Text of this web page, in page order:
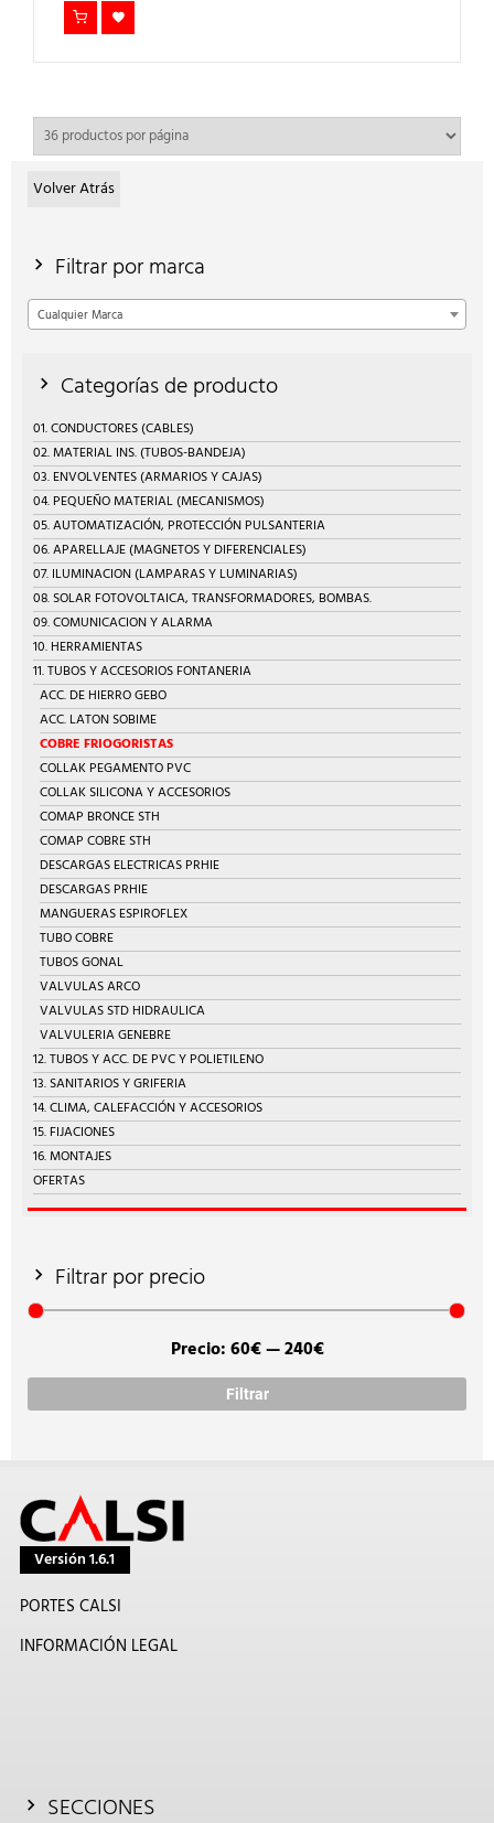
Volver Atrás
Filtrar por marca
Cualquier Marca
Categorías de producto
01. CONDUCTORES (CABLES)
02. MATERIAL INS. (TUBOS-BANDEJA)
03. ENVOLVENTES (ARMARIOS Y CAJAS)
04. PEQUEÑO MATERIAL (MECANISMOS)
05. AUTOMATIZACIÓN, PROTECCIÓN PULSANTERIA
06. APARELLAJE (MAGNETOS Y DIFERENCIALES)
07. ILUMINACION (LAMPARAS Y LUMINARIAS)
08. SOLAR FOTOVOLTAICA, TRANSFORMADORES, BOMBAS.
09. COMUNICACION Y ALARMA
10. HERRAMIENTAS
11. TUBOS Y ACCESORIOS FONTANERIA
ACC. DE HIERRO GEBO
ACC. LATON SOBIME
COBRE FRIOGORISTAS
COLLAK PEGAMENTO PVC
COLLAK SILICONA Y ACCESORIOS
COMAP BRONCE STH
COMAP COBRE STH
DESCARGAS ELECTRICAS PRHIE
DESCARGAS PRHIE
MANGUERAS ESPIROFLEX
TUBO COBRE
TUBOS GONAL
VALVULAS ARCO
VALVULAS STD HIDRAULICA
VALVULERIA GENEBRE
12. TUBOS Y ACC. DE PVC Y POLIETILENO
13. SANITARIOS Y GRIFERIA
14. CLIMA, CALEFACCIÓN Y ACCESORIOS
15. FIJACIONES
16. MONTAJES
OFERTAS
Filtrar por precio
Filtrar
Precio:60€—240€
Versión 1.6.1
PORTES CALSI
INFORMACIÓN LEGAL
SECCIONES